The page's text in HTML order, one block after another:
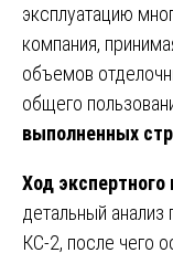
эксплуатацию
компания,
объемов
общего
выполненных
Ход экспертного
детальный анализ
КС-2, после чего